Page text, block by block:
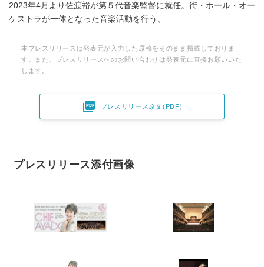
2023年4月より佐渡裕が第５代音楽監督に就任。街・ホール・オー
ケストラが一体となった音楽活動を行う。
本プレスリリースは発表元が入力した原稿をそのまま掲載しておりま
す。また、プレスリリースへのお問い合わせは発表元に直接お願いいた
します。
 プレスリリース原文(PDF)
プレスリリース添付画像